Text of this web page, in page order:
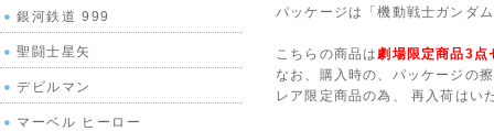
パッケージは「機動戦士ガンダ
こちらの商品は 劇場限定商品3点
なお、購入時の、パッケージの
レア限定商品の為、 再入荷はい
銀河鉄道 999
聖闘士星矢
デビルマン
マーベル ヒーロー